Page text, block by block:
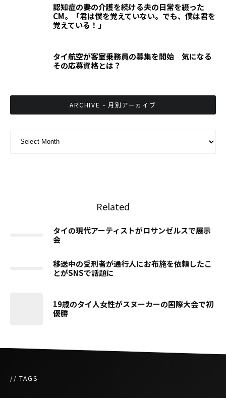
認知症の妻の介護を続ける夫の日常を綴った
CM。「君は僕を覚えていない。でも、僕は君を
覚えている！」
タイ航空が客室乗務員の募集を開始 気になる
その応募資格とは？
ARCHIVE - 月別アーカイブ
Related
タイの現代アーティストがロサンゼルスで展示
会
移送中の受刑者が通行人にお布施を依頼したこ
とがSNSで話題に
19歳のタイ人女性がスヌーカーの国際大会で初
優勝
// TAGS